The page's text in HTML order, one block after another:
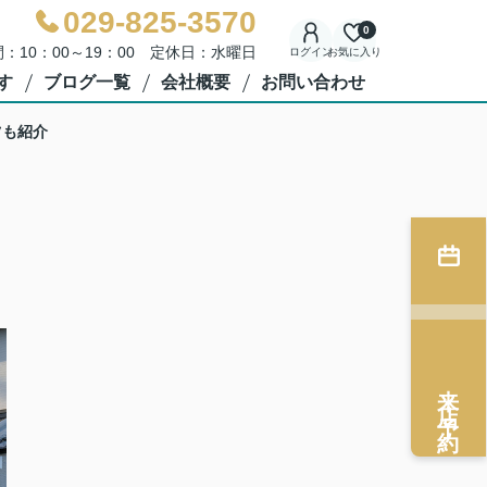
029-825-3570
：10：00～19：00 定休日：水曜日 ログインお気に入り
0
ブログ一覧 会社概要 お問い合わせ
紹介
来店予約